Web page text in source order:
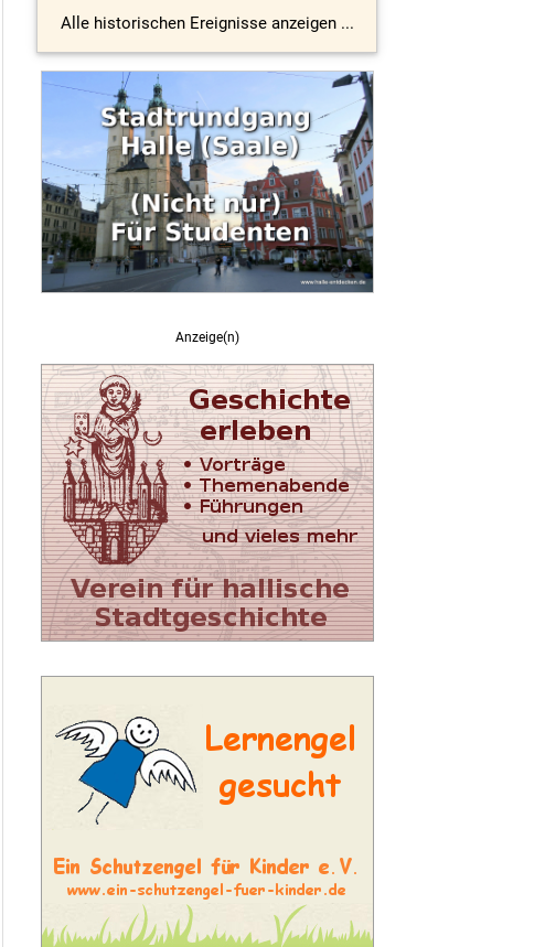
Alle historischen Ereignisse anzeigen ...
Anzeige(n)